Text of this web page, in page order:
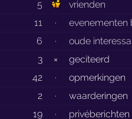
5
vrienden
11
·
evenementen
6
·
oude
3
×
geciteerd
42
·
opmerkingen
2
·
waarderingen
19
·